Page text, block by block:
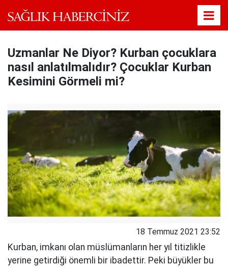
Uzmanlar Ne Diyor? Kurban çocuklara
nasıl anlatılmalıdır? Çocuklar Kurban
Kesimini Görmeli mi?
18 Temmuz 2021 23:52
Kurban, imkanı olan müslümanların her yıl titizlikle
yerine getirdiği önemli bir ibadettir. Peki büyükler bu